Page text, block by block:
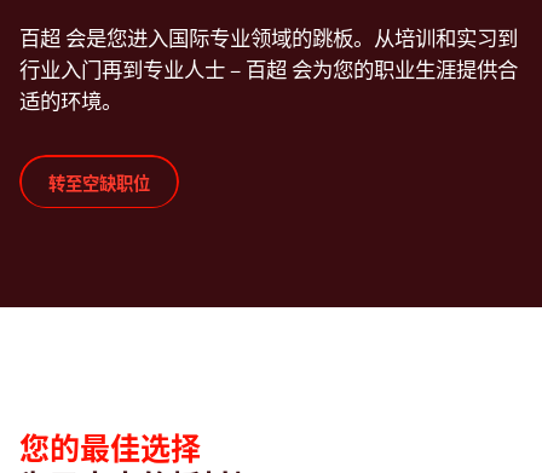
百超 会是您进入国际专业领域的跳板。从培训和实习到
行业入门再到专业人士 – 百超 会为您的职业生涯提供合
适的环境。
转至空缺职位
您的最佳选择